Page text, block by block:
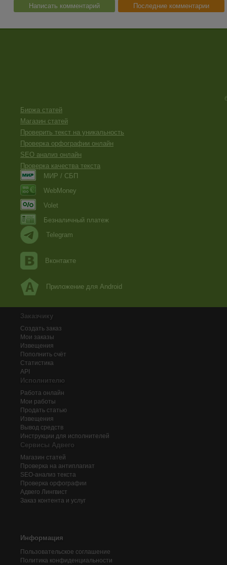
Написать комментарий Последние комментарии
Биржа статей
Магазин статей
Проверить текст на уникальность
Проверка орфографии онлайн
SEO анализ онлайн
Проверка качества текста
МИР / СБП
WebMoney
Volet
Безналичный платеж
Telegram
Вконтакте
Приложение для Android
Заказчику
Создать заказ
Мои заказы
Извещения
Пополнить счёт
Статистика
API
Исполнителю
Работа онлайн
Мои работы
Продать статью
Извещения
Вывод средств
Инструкции для исполнителей
Сервисы Адвего
Магазин статей
Проверка на антиплагиат
SEO-анализ текста
Проверка орфографии
Адвего Лингвист
Заказ контента и услуг
Информация
Пользовательское соглашение
Политика конфиденциальности